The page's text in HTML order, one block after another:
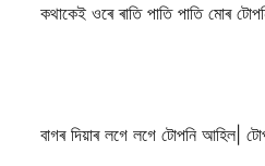
কথাকেই ওৰে ৰাতি পাতি পাতি মোৰ
বাগৰ দিয়াৰ লগে লগে টোপনি আহিল|